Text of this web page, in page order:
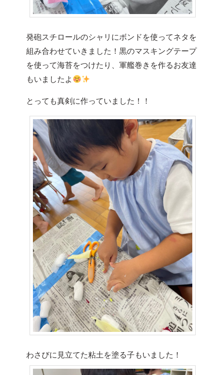
発砲スチロールのシャリにボンドを使ってネタを
組み合わせていきました！黒のマスキングテープ
を使って海苔をつけたり、軍艦巻きを作るお友達
もいましたよ
とっても真剣に作っていました！！
わさびに見立てた粘土を塗る子もいました！